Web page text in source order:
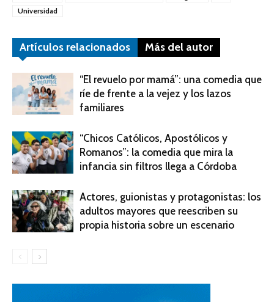
Universidad
Artículos relacionados Más del autor
“El revuelo por mamá”: una comedia que
ríe de frente a la vejez y los lazos
familiares
“Chicos Católicos, Apostólicos y
Romanos”: la comedia que mira la
infancia sin filtros llega a Córdoba
Actores, guionistas y protagonistas: los
adultos mayores que reescriben su
propia historia sobre un escenario